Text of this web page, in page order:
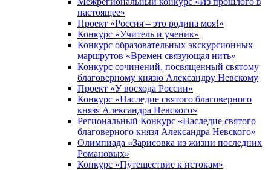
настоящее»
Проект «Россия – это родина моя!»
Конкурс «Учитель и ученик»
Конкурс образовательных экскурсионных
маршрутов «Времен связующая нить»
Конкурс сочинений, посвященный святому
благоверному князю Александру Невскому
Проект «У восхода России»
Конкурс «Наследие святого благоверного
князя Александра Невского»
Региональный Конкурс «Наследие святого
благоверного князя Александра Невского»
Олимпиада «Зарисовка из жизни последних
Романовых»
Конкурс «Путешествие к истокам»